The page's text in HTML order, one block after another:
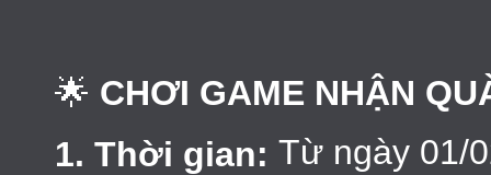
🌟 CHƠI GAME NHẬN
1. Thời gian: Từ ngày 01/